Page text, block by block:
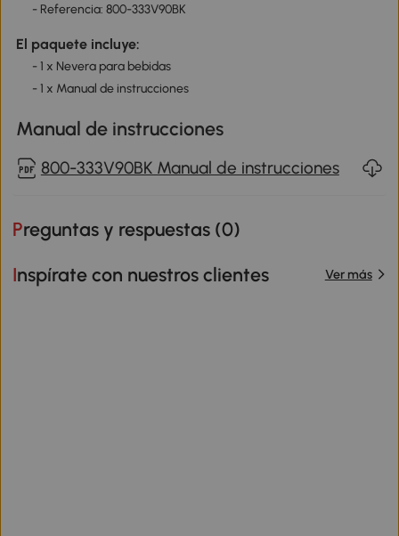
- Referencia: 800-333V90BK
El paquete incluye:
- 1 x Nevera para bebidas
- 1 x Manual de instrucciones
Manual de instrucciones
800-333V90BK Manual de instrucciones
Preguntas y respuestas (0)
Inspírate con nuestros clientes Ver más